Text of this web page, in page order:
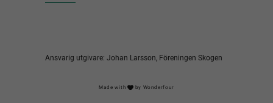
Ansvarig utgivare: Johan Larsson, Föreningen Skogen
Made with by Wonderfour